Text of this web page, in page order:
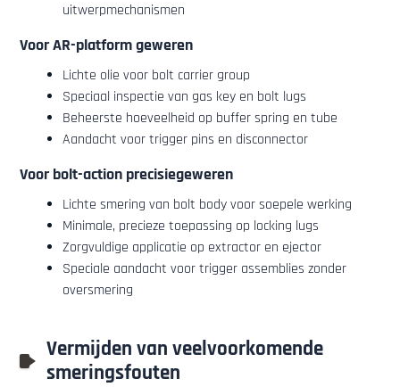
uitwerpmechanismen
Voor AR-platform geweren
Lichte olie voor bolt carrier group
Speciaal inspectie van gas key en bolt lugs
Beheerste hoeveelheid op buffer spring en tube
Aandacht voor trigger pins en disconnector
Voor bolt-action precisiegeweren
Lichte smering van bolt body voor soepele werking
Minimale, precieze toepassing op locking lugs
Zorgvuldige applicatie op extractor en ejector
Speciale aandacht voor trigger assemblies zonder
oversmering
Vermijden van veelvoorkomende
smeringsfouten